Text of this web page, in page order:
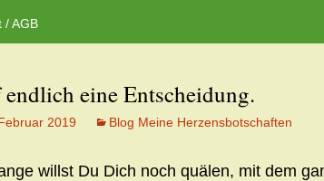
/ AGB
eine Entscheidung.
2019 Blog Meine Herzensbotschaften
willst Du Dich noch quälen, mit dem